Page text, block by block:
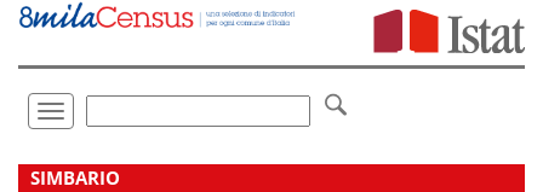
Vai
direttamente
Toggle
navigation
.
SIMBARIO